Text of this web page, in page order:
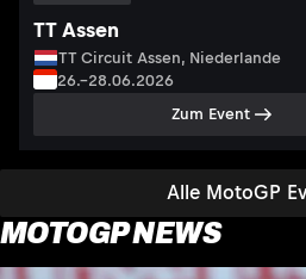
Alle MotoGP
TT Assen
TT Circuit Assen, Niederlande
26.–28.06.2026
Zum Event
MOTOGP NEWS